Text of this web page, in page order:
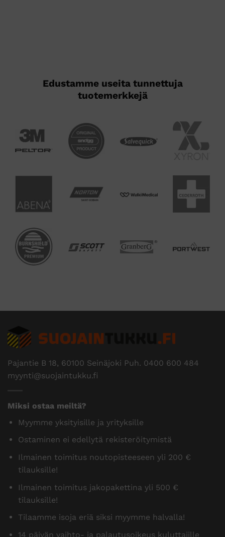
Edustamme useita tunnettuja
tuotemerkkejä
Pajantie B 18, 60100 Seinäjoki Puh. 0400 600 484
myynti@suojaintukku.fi
Miksi ostaa meiltä?
Myymme yksityisille ja yrityksille
Ostaminen ei edellytä rekisteröitymistä
Ilmainen toimitus noutopisteeseen yli 200 €
tilauksille!
Ilmainen toimitus jakopakettina yli 500 €
tilauksille!
Tilaamme isoja eriä siksi myymme halvalla!
14 päivän vaihto- ja palautusoikeus kuluttajille